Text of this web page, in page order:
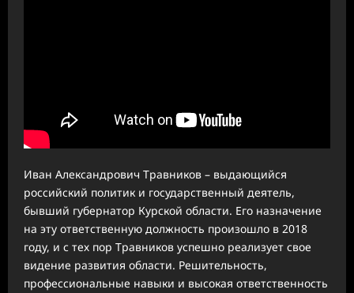
Иван Александрович Травников – выдающийся
российский политик и государственный деятель,
бывший губернатор Курской области. Его назначение
на эту ответственную должность произошло в 2018
году, и с тех пор Травников успешно реализует свое
видение развития области. Решительность,
профессиональные навыки и высокая ответственность